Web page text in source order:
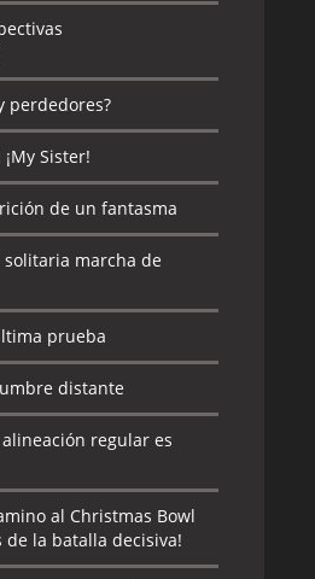
perdedores?
¡My Sister!
de un fantasma
solitaria marcha de
prueba
distante
alineación regular es
al Christmas Bowl
de la batalla decisiva!